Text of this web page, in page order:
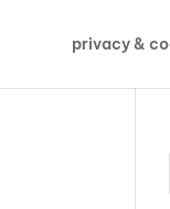
privacy &